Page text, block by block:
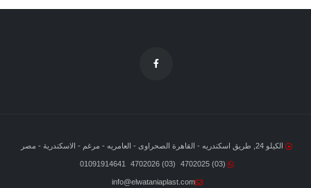
الكيلو 24, طريق اسكندريه - القاهرة الصحراوى - العامريه - مرغم - الاسكندرية - مصر
(03) 4702025
(03) 4702026
01091914641
info@elwataniaplast.com